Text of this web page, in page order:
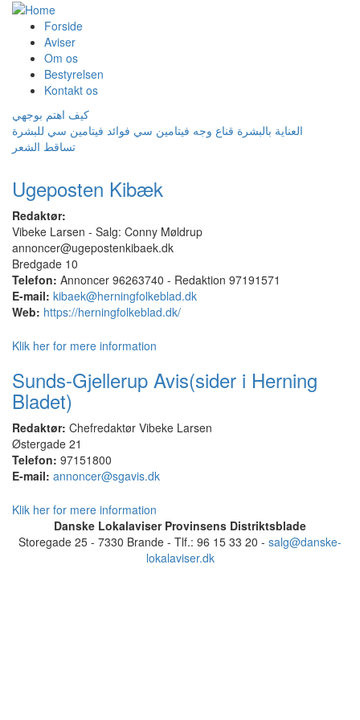
Forside
Aviser
Om os
Bestyrelsen
Kontakt os
كيف اهتم بوجهي
العناية بالبشرة قناع وجه فيتامين سي فوائد فيتامين سي للبشرة
تساقط الشعر
Ugeposten Kibæk
Redaktør:
Vibeke Larsen - Salg: Conny Møldrup
annoncer@ugepostenkibaek.dk
Bredgade 10
Telefon: Annoncer 96263740 - Redaktion 97191571
E-mail: kibaek@herningfolkeblad.dk
Web: https://herningfolkeblad.dk/
Klik her for mere information
Sunds-Gjellerup Avis(sider i Herning
Bladet)
Redaktør: Chefredaktør Vibeke Larsen
Østergade 21
Telefon: 97151800
E-mail: annoncer@sgavis.dk
Klik her for mere information
Danske Lokalaviser Provinsens Distriktsblade
Storegade 25 - 7330 Brande - Tlf.: 96 15 33 20 - salg@danske-
lokalaviser.dk